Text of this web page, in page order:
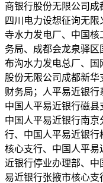
商银行股份无限公司成
四川电力设想征询无
寺水力发电厂、中国
务局、成都会龙泉驿
布沟水力发电总厂、
股份无限公司成都新
财务局；人平易近银行
中国人平易近银行磁县
中国人平易近银行南
行、中国人平易近银
核心支行、中国人平
近银行停业办理部、
易近银行张掖市核心支